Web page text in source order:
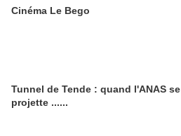
Cinéma Le Bego
Tunnel de Tende : quand l'ANAS se
projette ......